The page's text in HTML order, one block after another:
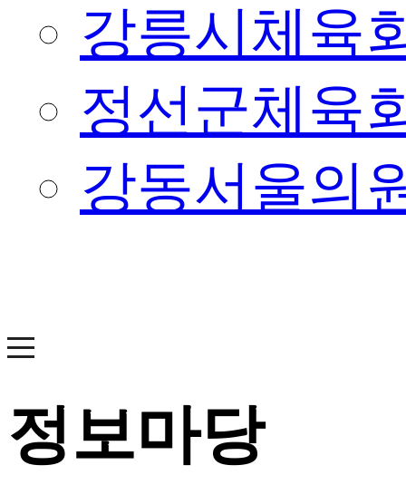
강릉시체육
정선군체육
강동서울의
정보마당